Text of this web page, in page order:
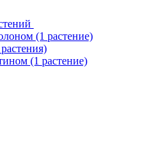
(1 растение)
(1 растение)